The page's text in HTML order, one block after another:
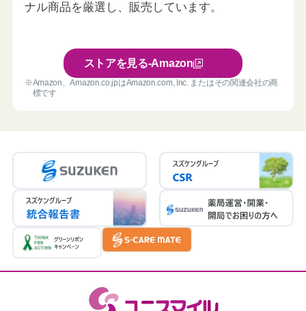
ナル商品を厳選し、販売しています。
ストアを見る-Amazon
※Amazon、Amazon.co.jpはAmazon.com, Inc. またはその関連会社の商
標です